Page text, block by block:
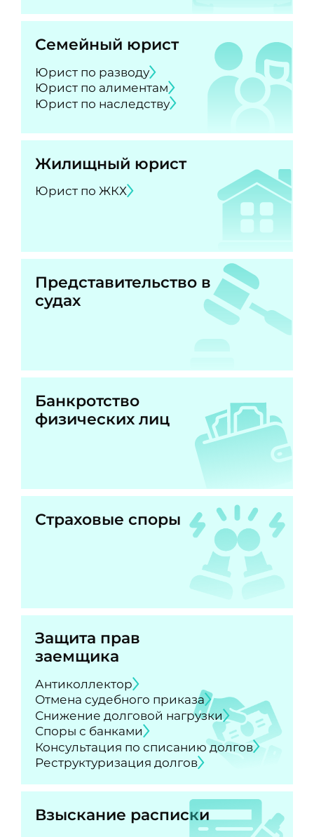
Семейный юрист
Юрист по разводу
Юрист по алиментам
Юрист по наследству
Жилищный юрист
Юрист по ЖКХ
Представительство в
судах
Банкротство
физических лиц
Страховые споры
Защита прав
заемщика
Антиколлектор
Отмена судебного приказа
Снижение долговой нагрузки
Споры с банками
Консультация по списанию долгов
Реструктуризация долгов
Взыскание расписки